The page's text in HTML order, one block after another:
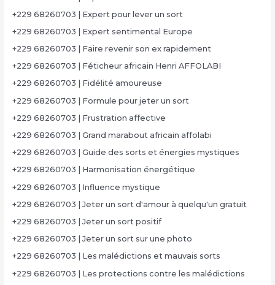
+229 68260703 | Expert pour lever un sort
+229 68260703 | Expert sentimental Europe
+229 68260703 | Faire revenir son ex rapidement
+229 68260703 | Féticheur africain Henri AFFOLABI
+229 68260703 | Fidélité amoureuse
+229 68260703 | Formule pour jeter un sort
+229 68260703 | Frustration affective
+229 68260703 | Grand marabout africain affolabi
+229 68260703 | Guide des sorts et énergies mystiques
+229 68260703 | Harmonisation énergétique
+229 68260703 | Influence mystique
+229 68260703 | Jeter un sort d'amour à quelqu'un gratuit
+229 68260703 | Jeter un sort positif
+229 68260703 | Jeter un sort sur une photo
+229 68260703 | Les malédictions et mauvais sorts
+229 68260703 | Les protections contre les malédictions